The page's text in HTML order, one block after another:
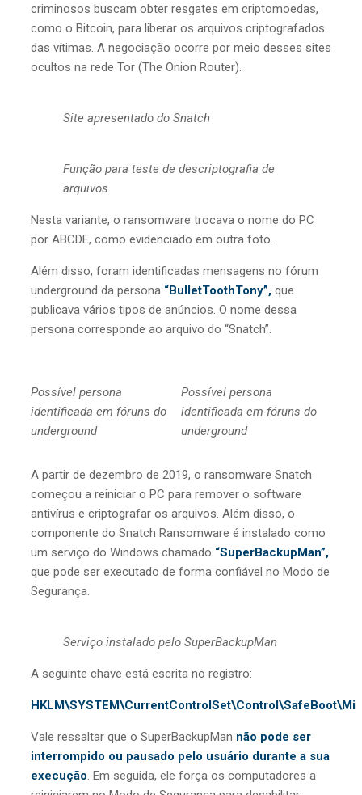
criminosos buscam obter resgates em criptomoedas,
como o Bitcoin, para liberar os arquivos criptografados
das vítimas. A negociação ocorre por meio desses sites
ocultos na rede Tor (The Onion Router).
Site apresentado do Snatch
Função para teste de descriptografia de
arquivos
Nesta variante, o ransomware trocava o nome do PC
por ABCDE, como evidenciado em outra foto.
Além disso, foram identificadas mensagens no fórum
underground da persona “BulletToothTony”, que
publicava vários tipos de anúncios. O nome dessa
persona corresponde ao arquivo do “Snatch”.
Possível persona
identificada em fóruns do
underground
Possível persona
identificada em fóruns do
underground
A partir de dezembro de 2019, o ransomware Snatch
começou a reiniciar o PC para remover o software
antivírus e criptografar os arquivos. Além disso, o
componente do Snatch Ransomware é instalado como
um serviço do Windows chamado “SuperBackupMan”,
que pode ser executado de forma confiável no Modo de
Segurança.
Serviço instalado pelo SuperBackupMan
A seguinte chave está escrita no registro:
Vale ressaltar que o SuperBackupMan não pode ser
interrompido ou pausado pelo usuário durante a sua
execução. Em seguida, ele força os computadores a